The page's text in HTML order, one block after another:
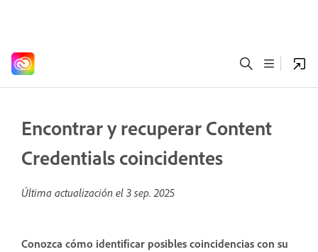
Encontrar y recuperar Content
Credentials coincidentes
Última actualización el 3 sep. 2025
Conozca cómo identificar posibles coincidencias con su